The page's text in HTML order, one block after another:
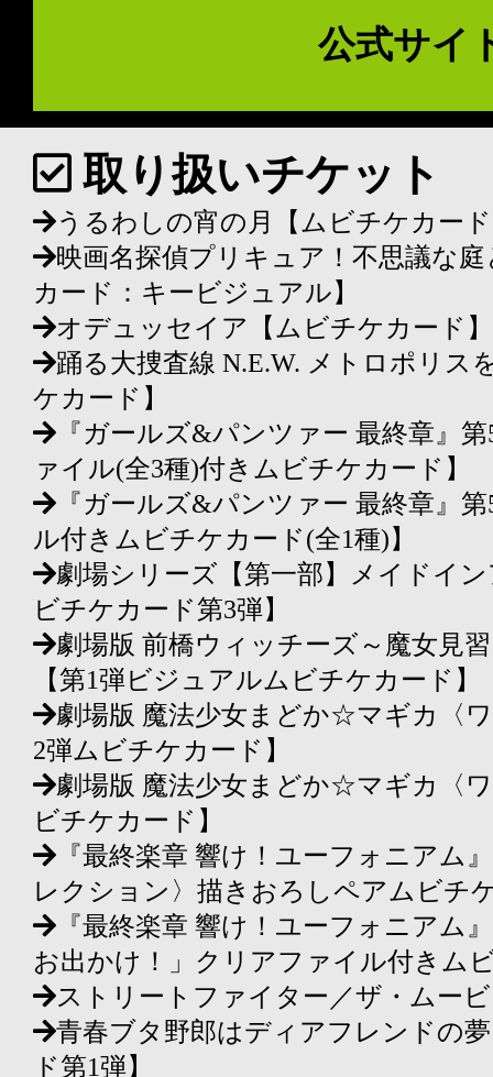
公式サイ
取り扱いチケット
うるわしの宵の月【ムビチケカー
映画名探偵プリキュア！不思議な
カード：キービジュアル】
オデュッセイア【ムビチケカード】
踊る大捜査線 N.E.W. メトロポリス
ケカード】
『ガールズ&パンツァー 最終章』
ァイル(全3種)付きムビチケカード】
『ガールズ&パンツァー 最終章』
ル付きムビチケカード(全1種)】
劇場シリーズ【第一部】メイドイ
ビチケカード第3弾】
劇場版 前橋ウィッチーズ～魔女見
【第1弾ビジュアルムビチケカード】
劇場版 魔法少女まどか☆マギカ〈
2弾ムビチケカード】
劇場版 魔法少女まどか☆マギカ〈
ビチケカード】
『最終楽章 響け！ユーフォニアム
レクション〉描きおろしペアムビチ
『最終楽章 響け！ユーフォニアム
お出かけ！」クリアファイル付きム
ストリートファイター／ザ・ムー
青春ブタ野郎はディアフレンドの
ド第1弾】